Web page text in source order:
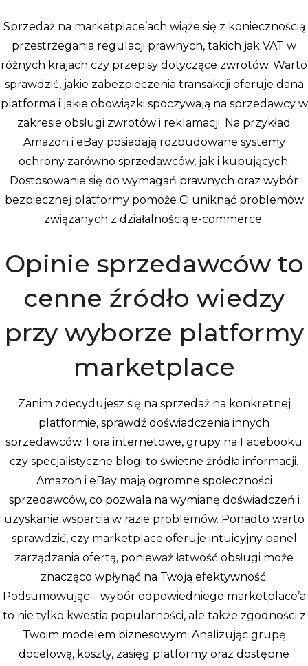
Sprzedaż na marketplace’ach wiąże się z koniecznością
przestrzegania regulacji prawnych, takich jak VAT w
różnych krajach czy przepisy dotyczące zwrotów. Warto
sprawdzić, jakie zabezpieczenia transakcji oferuje dana
platforma i jakie obowiązki spoczywają na sprzedawcy w
zakresie obsługi zwrotów i reklamacji. Na przykład
Amazon i eBay posiadają rozbudowane systemy
ochrony zarówno sprzedawców, jak i kupujących.
Dostosowanie się do wymagań prawnych oraz wybór
bezpiecznej platformy pomoże Ci uniknąć problemów
związanych z działalnością e-commerce.
Opinie sprzedawców to
cenne źródło wiedzy
przy wyborze platformy
marketplace
Zanim zdecydujesz się na sprzedaż na konkretnej
platformie, sprawdź doświadczenia innych
sprzedawców. Fora internetowe, grupy na Facebooku
czy specjalistyczne blogi to świetne źródła informacji.
Amazon i eBay mają ogromne społeczności
sprzedawców, co pozwala na wymianę doświadczeń i
uzyskanie wsparcia w razie problemów. Ponadto warto
sprawdzić, czy marketplace oferuje intuicyjny panel
zarządzania ofertą, ponieważ łatwość obsługi może
znacząco wpłynąć na Twoją efektywność.
Podsumowując – wybór odpowiedniego marketplace’a
to nie tylko kwestia popularności, ale także zgodności z
Twoim modelem biznesowym. Analizując grupę
docelową, koszty, zasięg platformy oraz dostępne